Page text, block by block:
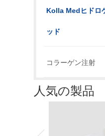
Kolla Medヒドロ
ッド
コラーゲン注射
人気の製品